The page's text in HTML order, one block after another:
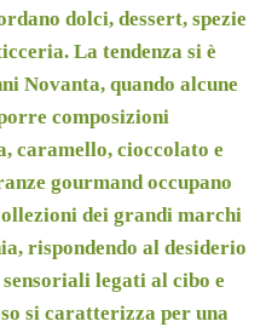
dolci, dessert, spezie
La tendenza si è
Novanta, quando alcune
composizioni
caramello, cioccolato e
gourmand occupano
dei grandi marchi
rispondendo al desiderio
legati al cibo e
si caratterizza per una